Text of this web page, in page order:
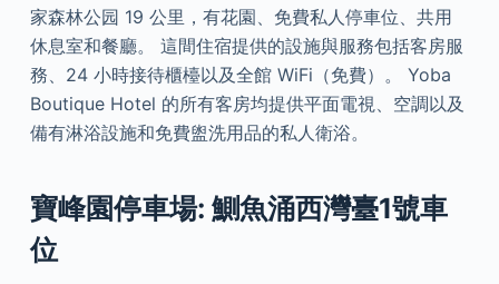
家森林公园 19 公里，有花園、免費私人停車位、共用
休息室和餐廳。 這間住宿提供的設施與服務包括客房服
務、24 小時接待櫃檯以及全館 WiFi（免費）。 Yoba
Boutique Hotel 的所有客房均提供平面電視、空調以及
備有淋浴設施和免費盥洗用品的私人衛浴。
寶峰園停車場: 鰂魚涌西灣臺1號車
位